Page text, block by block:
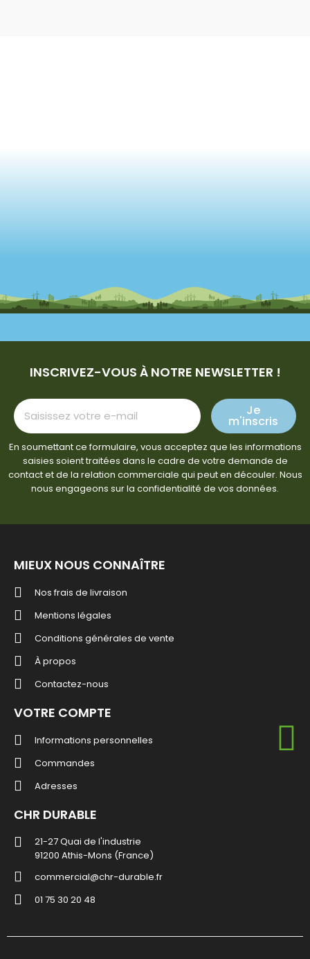
INSCRIVEZ-VOUS À NOTRE NEWSLETTER !
Je
m'inscris
En soumettant ce formulaire, vous acceptez que les informations
saisies soient traitées dans le cadre de votre demande de
contact et de la relation commerciale qui peut en découler. Nous
nous engageons sur la confidentialité de vos données.
MIEUX NOUS CONNAÎTRE
Nos frais de livraison
Mentions légales
Conditions générales de vente
À propos
Contactez-nous
VOTRE COMPTE
Informations personnelles
Commandes
Adresses
CHR DURABLE
21-27 Quai de l'industrie
91200 Athis-Mons (France)
commercial@chr-durable.fr
01 75 30 20 48